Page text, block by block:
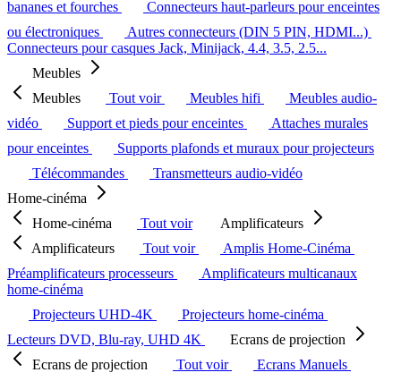
bananes et fourches
Connecteurs haut-parleurs pour enceintes
ou électroniques
Autres connecteurs (DIN 5 PIN, HDMI...)
Connecteurs pour casques Jack, Minijack, 4.4, 3.5, 2.5...
Meubles
Meubles
Tout voir Meubles hifi
Meubles audio-
vidéo
Support et pieds pour enceintes
Attaches murales
pour enceintes
Supports plafonds et muraux pour projecteurs
Télécommandes
Transmetteurs audio-vidéo
Home-cinéma
Home-cinéma
Tout voir
Amplificateurs
Amplificateurs
Tout voir
Amplis Home-Cinéma
Préamplificateurs processeurs
Amplificateurs multicanaux
home-cinéma
Projecteurs UHD-4K
Projecteurs home-cinéma
Lecteurs DVD, Blu-ray, UHD 4K
Ecrans de projection
Ecrans de projection
Tout voir
Ecrans Manuels